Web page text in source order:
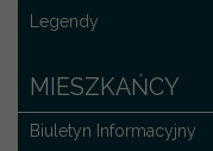
Legendy
MIESZKAŃCY
Biuletyn Informacyjny